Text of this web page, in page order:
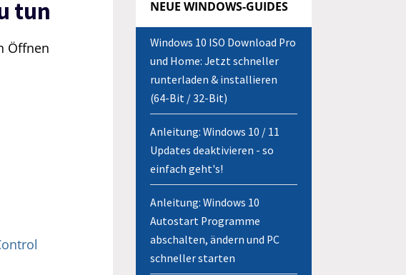
tun
Öffnen
NEUE WINDOWS-GUIDES
Windows 10 ISO Download Pro
und Home: Jetzt schneller
runterladen & installieren
(64-Bit / 32-Bit)
Anleitung: Windows 10 / 11
Updates deaktivieren - so
einfach geht's!
Anleitung: Windows 10
Autostart Programme
abschalten, ändern und PC
schneller starten